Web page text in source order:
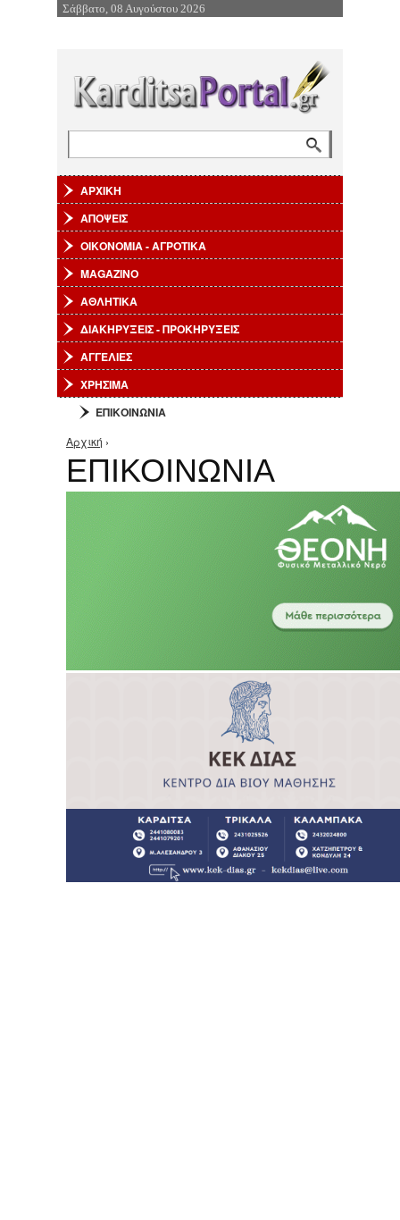
Επιστροφή στην Πλοήγηση
Σάββατο, 08 Αυγούστου 2026
ΑΡΧΙΚΗ
ΑΠΟΨΕΙΣ
ΟΙΚΟΝΟΜΙΑ - ΑΓΡΟΤΙΚΑ
MAGAZINO
ΑΘΛΗΤΙΚΑ
ΔΙΑΚΗΡΥΞΕΙΣ - ΠΡΟΚΗΡΥΞΕΙΣ
ΑΓΓΕΛΙΕΣ
ΧΡΗΣΙΜΑ
ΕΠΙΚΟΙΝΩΝΙΑ
Είστε εδώ
Αρχική ›
ΕΠΙΚΟΙΝΩΝΙΑ